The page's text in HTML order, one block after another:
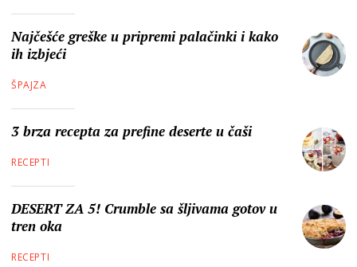
Najčešće greške u pripremi palačinki i kako
ih izbjeći
ŠPAJZA
3 brza recepta za prefine deserte u čaši
RECEPTI
DESERT ZA 5! Crumble sa šljivama gotov u
tren oka
RECEPTI